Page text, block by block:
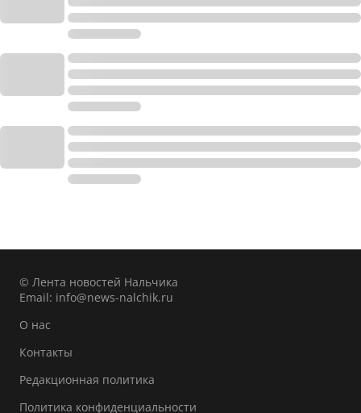
© Лента новостей Нальчика
Email: info@news-nalchik.ru
О нас
Контакты
Редакционная политика
Политика конфиденциальности